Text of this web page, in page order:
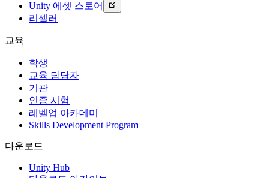
Unity 에셋 스토어
리셀러
교육
학생
교육 담당자
기관
인증 시험
레벨업 아카데미
Skills Development Program
다운로드
Unity Hub